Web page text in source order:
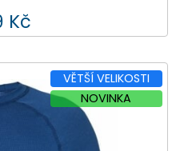
Kč
VĚTŠÍ VELIKOSTI
NOVINKA